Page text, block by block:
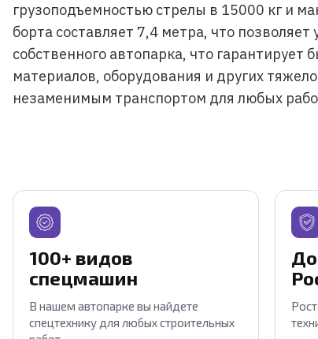
грузоподъемностью стрелы в 15000 кг и
борта составляет 7,4 метра, что
собственного автопарка, что
материалов, оборудования и других
незаменимым транспортом для любых
100+ видов
спецмашин
В нашем автопарке вы найдете
спецтехнику для любых строительных